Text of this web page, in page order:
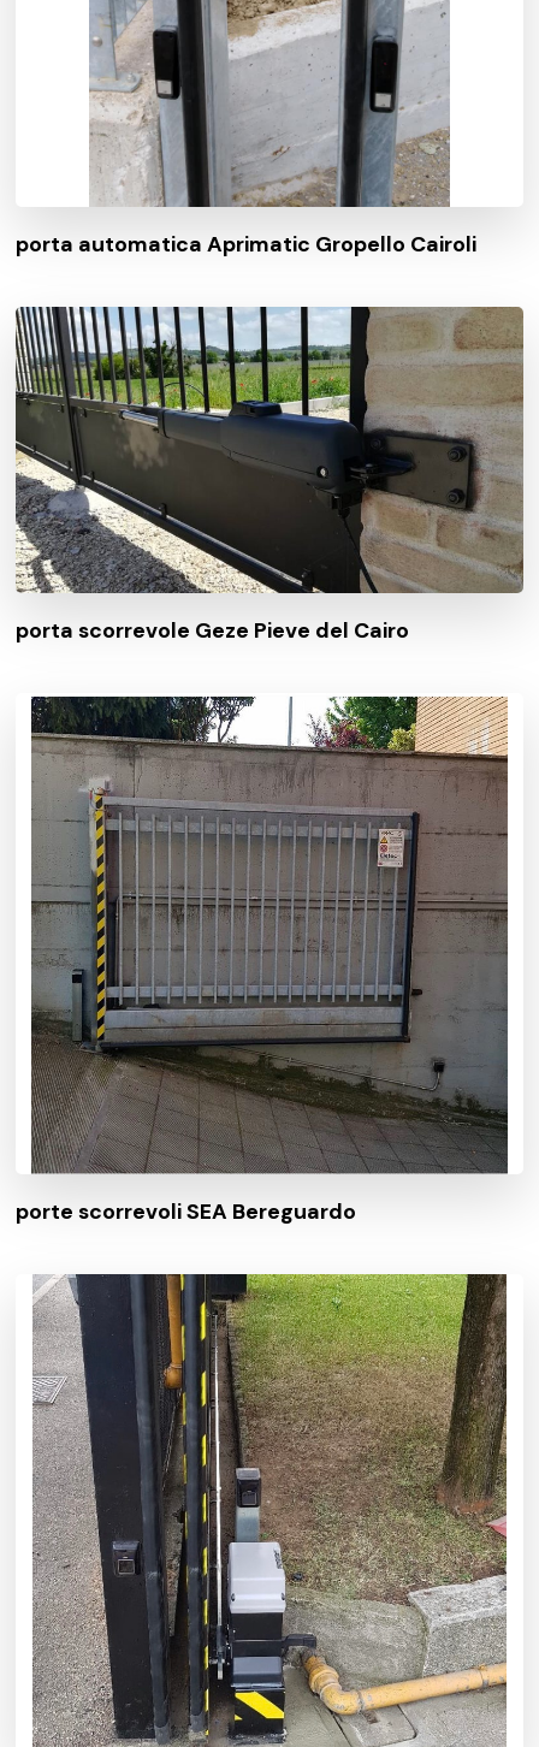
porta automatica Aprimatic Gropello Cairoli
porta scorrevole Geze Pieve del Cairo
porte scorrevoli SEA Bereguardo